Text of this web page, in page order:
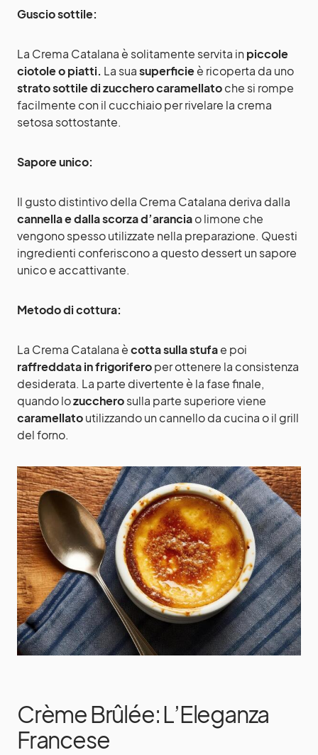
Guscio sottile:
La Crema Catalana è solitamente servita in piccole
ciotole o piatti. La suasuperficieè ricoperta da uno
strato sottile di zucchero caramellatoche si rompe
facilmente con il cucchiaio per rivelare la crema
setosa sottostante.
Sapore unico:
Il gusto distintivo della Crema Catalana deriva dalla
cannella e dalla scorza d’aranciao limone che
vengono spesso utilizzate nella preparazione. Questi
ingredienti conferiscono a questo dessert un sapore
unico e accattivante.
Metodo di cottura:
La Crema Catalana ècotta sulla stufae poi
raffreddata in frigoriferoper ottenere la consistenza
desiderata. La parte divertente è la fase finale,
quando lozuccherosulla parte superiore viene
caramellatoutilizzando un cannello da cucina o il grill
del forno.
Crème Brûlée: L’Eleganza
Francese